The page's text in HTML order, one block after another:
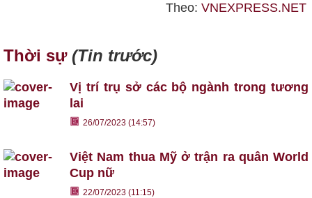
Theo: VNEXPRESS.NET
Thời sự (Tin trước)
Vị trí trụ sở các bộ ngành trong tương
lai
26/07/2023 (14:57)
Việt Nam thua Mỹ ở trận ra quân World
Cup nữ
22/07/2023 (11:15)